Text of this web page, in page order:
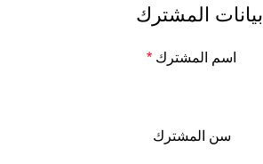
بيانات المشترك
اسم المشترك *
سن المشترك